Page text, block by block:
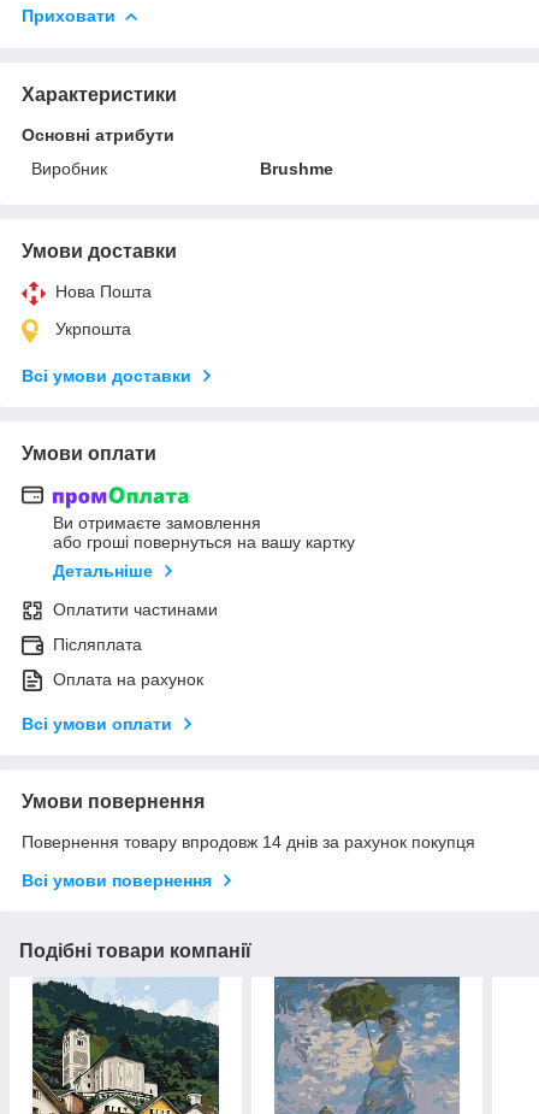
Приховати
Характеристики
Основні атрибути
Виробник
Brushme
Умови доставки
Нова Пошта
Укрпошта
Всі умови доставки
Умови оплати
Ви отримаєте замовлення
або гроші повернуться на вашу картку
Детальніше
Оплатити частинами
Післяплата
Оплата на рахунок
Всі умови оплати
Умови повернення
Повернення товару впродовж 14 днів за рахунок покупця
Всі умови повернення
Подібні товари компанії